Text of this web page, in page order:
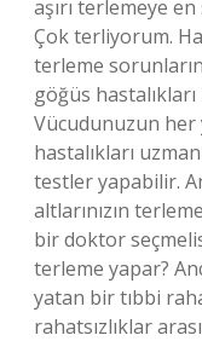
aşırı terlemeye
Çok terliyorum.
terleme
göğüs
Vücudunuzun her
hastalıkları
testler yapabilir.
altlarınızın
bir doktor
terleme yapar?
yatan bir tıbbi
rahatsızlıklar